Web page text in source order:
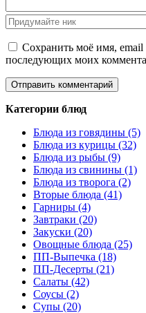
Сохранить моё имя, email
последующих моих
Категории блюд
Блюда из говядины (5)
Блюда из курицы (32)
Блюда из рыбы (9)
Блюда из свинины (1)
Блюда из творога (2)
Вторые блюда (41)
Гарниры (4)
Завтраки (20)
Закуски (20)
Овощные блюда (25)
ПП-Выпечка (18)
ПП-Десерты (21)
Салаты (42)
Соусы (2)
Супы (20)